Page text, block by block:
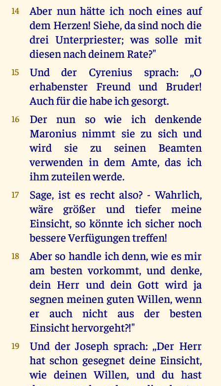
14
Aber nun hätte ich noch eines auf
dem Herzen! Siehe, da sind noch die
drei Unterpriester; was solle mit
diesen nach deinem Rate?"
15
Und der Cyrenius sprach: ,,O
erhabenster Freund und Bruder!
Auch für die habe ich gesorgt.
16
Der nun so wie ich denkende
Maronius nimmt sie zu sich und
wird sie zu seinen Beamten
verwenden in dem Amte, das ich
ihm zuteilen werde.
17
Sage, ist es recht also? - Wahrlich,
wäre größer und tiefer meine
Einsicht, so könnte ich sicher noch
bessere Verfügungen treffen!
18
Aber so handle ich denn, wie es mir
am besten vorkommt, und denke,
dein Herr und dein Gott wird ja
segnen meinen guten Willen, wenn
er auch nicht aus der besten
Einsicht hervorgeht?!"
19
Und der Joseph sprach: ,,Der Herr
hat schon gesegnet deine Einsicht,
wie deinen Willen, und du hast